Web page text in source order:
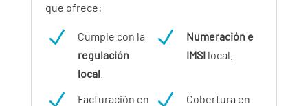
que ofrece:
N
Cumple con la
regulación
local
N
Numeración e
IMSI local.
N
Facturación en
N
Cobertura en